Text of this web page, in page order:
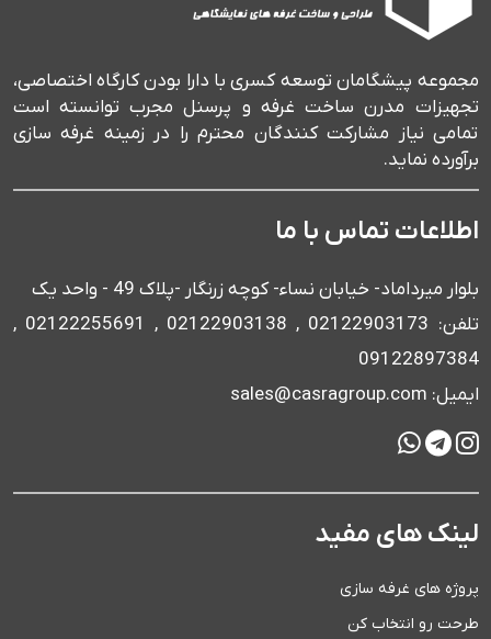
مجموعه پیشگامان توسعه کسری با دارا بودن کارگاه اختصاصی،
تجهیزات مدرن ساخت غرفه و پرسنل مجرب توانسته است
تمامی نیاز مشارکت کنندگان محترم را در زمینه غرفه سازی
برآورده نماید.
اطلاعات تماس با ما
بلوار میرداماد- خیابان نساء- کوچه زرنگار -پلاک 49 - واحد یک
تلفن: 02122903173 , 02122903138 , 02122255691 ,
09122897384
ایمیل: sales@casragroup.com
لینک های مفید
پروژه های غرفه سازی
طرحت رو انتخاب کن